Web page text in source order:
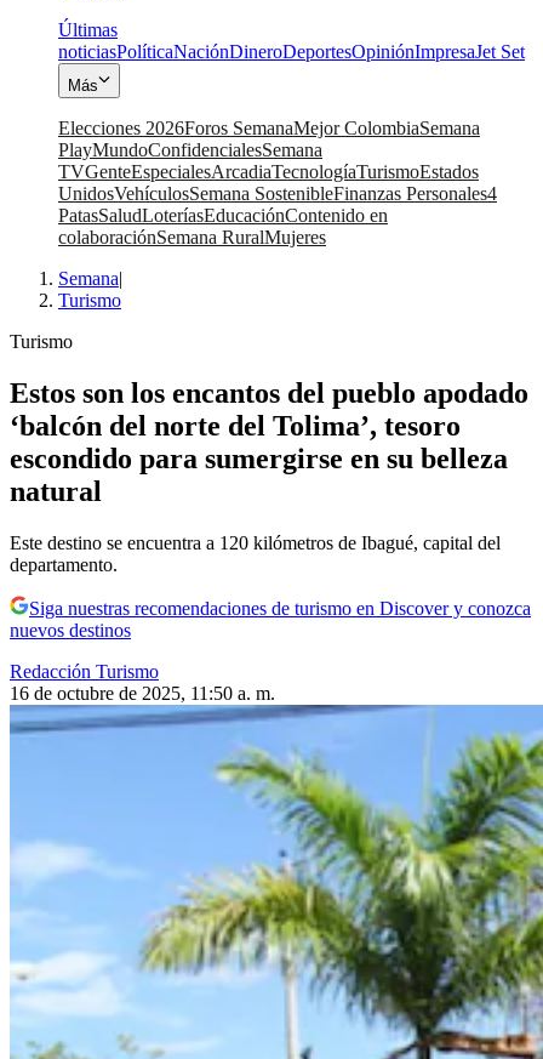
Últimas
noticiasPolíticaNaciónDineroDeportesOpiniónImpresaJet Set
Más
Elecciones 2026Foros SemanaMejor ColombiaSemana
PlayMundoConfidencialesSemana
TVGenteEspecialesArcadiaTecnologíaTurismoEstados
UnidosVehículosSemana SostenibleFinanzas Personales4
PatasSaludLoteríasEducaciónContenido en
colaboraciónSemana RuralMujeres
Semana|
Turismo
Turismo
Estos son los encantos del pueblo apodado
‘balcón del norte del Tolima’, tesoro
escondido para sumergirse en su belleza
natural
Este destino se encuentra a 120 kilómetros de Ibagué, capital del
departamento.
Siga nuestras recomendaciones de turismo en Discover y conozca
nuevos destinos
Redacción Turismo
16 de octubre de 2025, 11:50 a. m.